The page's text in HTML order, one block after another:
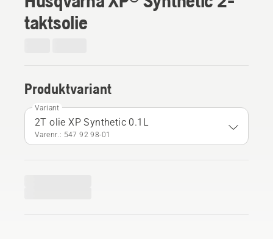
taktsolie
Produktvariant
Variant
2T olie XP Synthetic 0.1L
Varenr.: 547 92 98‑01